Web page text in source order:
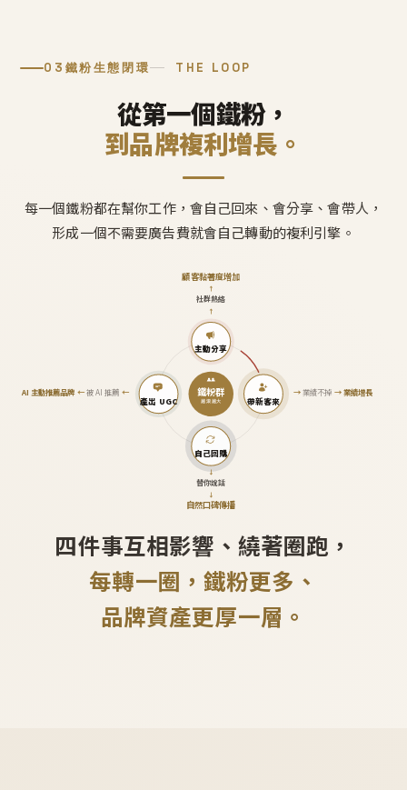
03 鐵粉生態閉環 THE LOOP
從第一個鐵粉，
到品牌複利增長。
每一個鐵粉都在幫你工作，會自己回來、會分享、會帶人，
形成一個不需要廣告費就會自己轉動的複利引擎。
鐵粉群
越滾越大
主動分享
↑
社群熱絡
↑
顧客黏著度增加
帶新客來
→業績不掉 →業績增長
自己回購
↓
替你說話
↓
自然口碑傳播
產出 UGC
AI 主動推薦品牌←被 AI 推薦 ←
四件事互相影響、繞著圈跑，
每轉一圈，鐵粉更多、
品牌資產更厚一層。